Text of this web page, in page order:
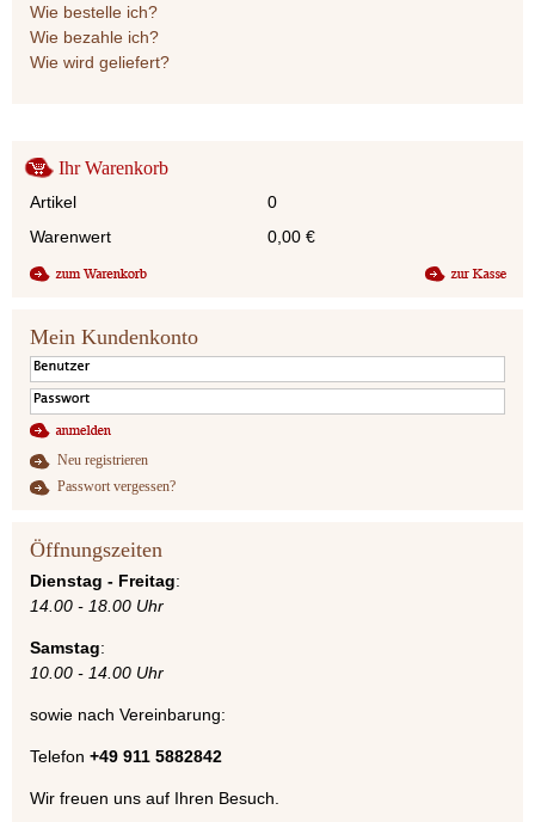
Wie bestelle ich?
Wie bezahle ich?
Wie wird geliefert?
Ihr Warenkorb
Artikel
0
Warenwert
0,00 €
Mein Kundenkonto
Neu registrieren
Passwort vergessen?
Öffnungszeiten
Dienstag - Freitag:
14.00 - 18.00 Uhr
Samstag:
10.00 - 14.00 Uhr
sowie nach Vereinbarung:
Telefon +49 911 5882842
Wir freuen uns auf Ihren Besuch.